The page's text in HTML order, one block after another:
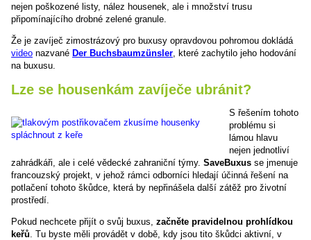
nejen poškozené listy, nález housenek, ale i množství trusu
připomínajícího drobné zelené granule.
Že je zavíječ zimostrázový pro buxusy opravdovou pohromou dokládá
video nazvané Der Buchsbaumzünsler , které zachytilo jeho hodování
na buxusu.
Lze se housenkám zavíječe ubránit?
S řešením tohoto
problému si
lámou hlavu
nejen jednotliví
zahrádkáři, ale i celé vědecké zahraniční týmy. SaveBuxus se jmenuje
francouzský projekt, v jehož rámci odborníci hledají účinná řešení na
potlačení tohoto škůdce, která by nepřinášela další zátěž pro životní
prostředí.
Pokud nechcete přijít o svůj buxus, začněte pravidelnou prohlídkou
keřů . Tu byste měli provádět v době, kdy jsou tito škůdci aktivní, v